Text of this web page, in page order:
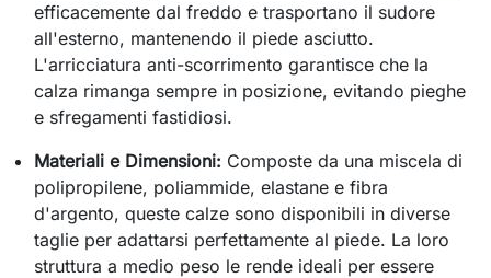
efficacemente dal freddo e trasportano il sudore
all'esterno, mantenendo il piede asciutto.
L'arricciatura anti-scorrimento garantisce che la
calza rimanga sempre in posizione, evitando pieghe
e sfregamenti fastidiosi.
Materiali e Dimensioni: Composte da una miscela di
polipropilene, poliammide, elastane e fibra
d'argento, queste calze sono disponibili in diverse
taglie per adattarsi perfettamente al piede. La loro
struttura a medio peso le rende ideali per essere